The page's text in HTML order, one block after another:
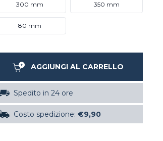
300 mm 350 mm
80 mm
AGGIUNGI AL CARRELLO
Spedito in 24 ore
Costo spedizione: €9,90